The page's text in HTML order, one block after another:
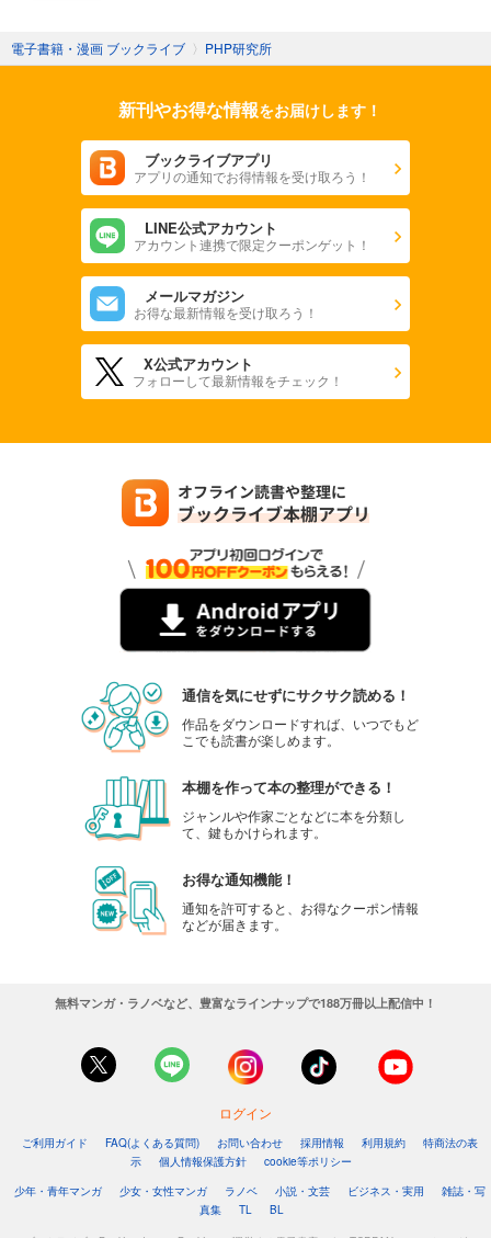
電子書籍・漫画 ブックライブ 〉 PHP研究所
新刊やお得な情報をお届けします！
ブックライブアプリ
アプリの通知でお得情報を受け取ろう！
LINE公式アカウント
アカウント連携で限定クーポンゲット！
メールマガジン
お得な最新情報を受け取ろう！
X公式アカウント
フォローして最新情報をチェック！
通信を気にせずにサクサク読める！
作品をダウンロードすれば、いつでもど
こでも読書が楽しめます。
本棚を作って本の整理ができる！
ジャンルや作家ごとなどに本を分類し
て、鍵もかけられます。
お得な通知機能！
通知を許可すると、お得なクーポン情報
などが届きます。
無料マンガ・ラノベなど、豊富なラインナップで188万冊以上配信中！
ログイン
ご利用ガイド FAQ(よくある質問) お問い合わせ 採用情報 利用規約
特商法の表
示
個人情報保護方針
cookie等ポリシー
少年・青年マンガ
少女・女性マンガ ラノベ 小説・文芸 ビジネス・実用
雑誌・写
真集
TL BL